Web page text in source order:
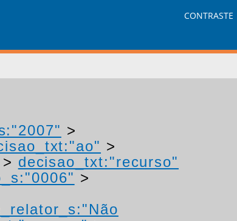
CONTRASTE
>
>
> decisao_txt:"recurso"
>